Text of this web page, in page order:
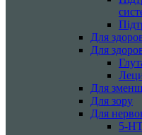
Для
Для
Для
Для зору
Для
5-